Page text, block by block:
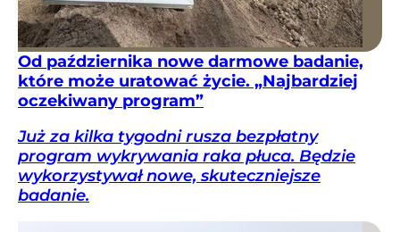
Od października nowe darmowe badanie,
które może uratować życie. „Najbardziej
oczekiwany program”
Już za kilka tygodni rusza bezpłatny
program wykrywania raka płuca. Będzie
wykorzystywał nowe, skuteczniejsze
badanie.